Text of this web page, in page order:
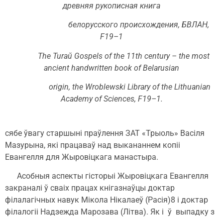
древняя рукописная книга
белорусского происхождения, БВЛАН,
F19–1
The Turaŭ Gospels of the 11th century – the most
ancient handwritten book of Belarusian
origin, the Wroblewski Library of the Lithuanian
Academy of Sciences, F19–1.
сябе ўвагу старшыні праўлення ЗАТ «Трыоль» Васіля
Мазурына, які працаваў над выкананнем копіі
Евангелля для Жыровіцкага манастыра.
Асобныя аспекты гісторыі Жыровіцкага Евангелля
закраналі ў сваіх працах кнігазнаўцы доктар
філалагічных навук Мікола Нікалаеў (Расія)8 і доктар
філалогіі Надзежда Марозава (Літва). Як і ў выпадку з